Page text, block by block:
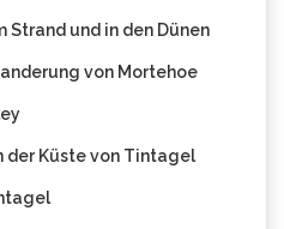
Strand und in den Dünen
von Mortehoe
der Küste von Tintagel